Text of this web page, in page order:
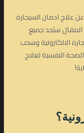
علاج ادمان السيجارة
المقال ستجد جميع
الالكترونية وسحب
النفسية لعلاج